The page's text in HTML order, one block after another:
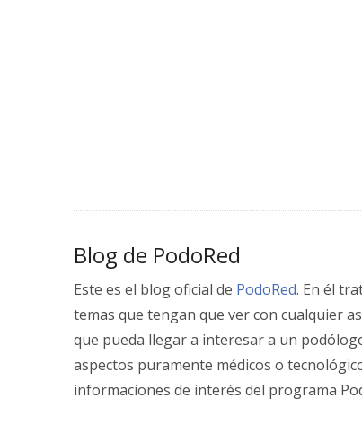
Blog de PodoRed
Este es el blog oficial de PodoRed. En él
temas que tengan que ver con cualquier
que pueda llegar a interesar a un
aspectos puramente médicos o
informaciones de interés del programa